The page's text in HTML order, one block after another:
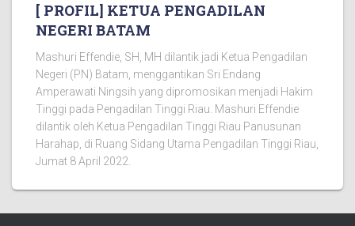
[ PROFIL] KETUA PENGADILAN
NEGERI BATAM
Mashuri Effendie, SH, MH dilantik jadi Ketua Pengadilan
Negeri (PN) Batam, menggantikan Sri Endang
Amperawati Ningsih yang dipromosikan menjadi Hakim
Tinggi pada Pengadilan Tinggi Riau. Mashuri Effendie
dilantik oleh Ketua Pengadilan Tinggi Riau Panusunan
Harahap, di Ruang Sidang Utama Pengadilan Tinggi Riau,
Jumat 8 April 2022.